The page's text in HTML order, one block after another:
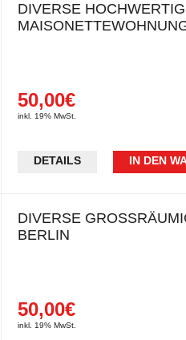
DIVERSE
50,00€
inkl. 19% MwSt.
DETAILS IN DEN
DIVERSE
ERLIN
50,00€
inkl. 19% MwSt.